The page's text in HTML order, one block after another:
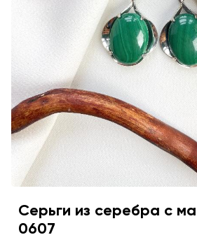
Серьги из серебра с
0607